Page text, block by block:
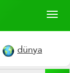
dünya